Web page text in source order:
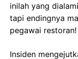
inilah yang
tapi endingnya
pegawai restoran!
Insiden